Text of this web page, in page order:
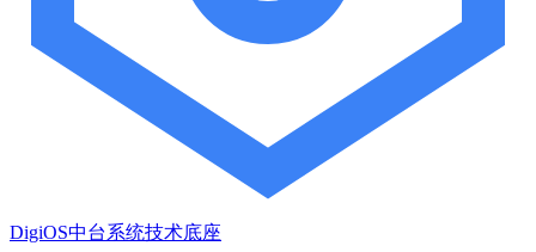
DigiOS中台系统技术底座